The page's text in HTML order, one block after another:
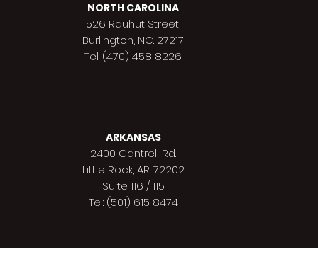
NORTH CAROLINA
526 Rauhut Street,
Burlington, NC. 27217
Tel: (470) 458 8226
ARKANSAS
2400 Cantrell Rd.
Little Rock, AR. 72202
Suite 116 / 115
Tel: (501) 615 8474